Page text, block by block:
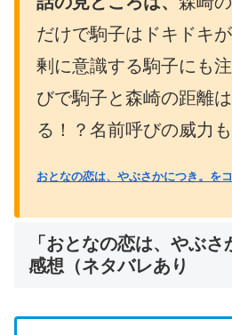
だけで駒子はドキドキ
剰に意識する駒子にも
びで駒子と森崎の距離
る！？名前呼びの威力も
おとなの恋は、やぶさかにつき。を
「おとなの恋は、やぶ
感想（ネタバレあり